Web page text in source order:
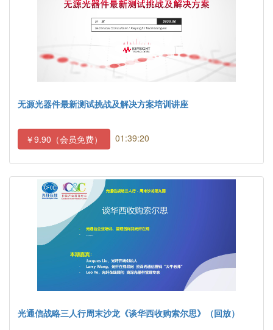
无源光器件最新测试挑战及解决方案培训讲座
￥9.90（会员免费） 01:39:20
光通信战略三人行周末沙龙《谈华西收购索尔思》（回放）